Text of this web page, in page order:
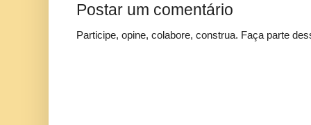
Postar um comentário
Participe, opine, colabore, construa. Faça parte